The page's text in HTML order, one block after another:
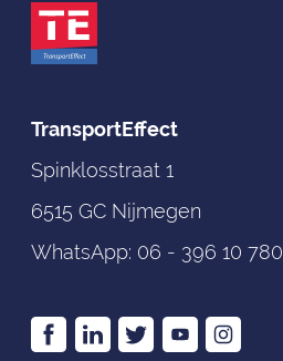
TransportEffect
Spinklosstraat 1
6515 GC Nijmegen
WhatsApp: 06 - 396 10 780